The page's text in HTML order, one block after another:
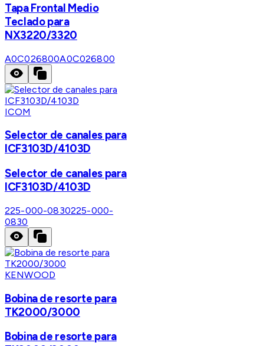
Tapa Frontal Medio
Teclado para
NX3220/3320
A0C026800A0C026800
ICOM
Selector de canales para
ICF3103D/4103D
Selector de canales para
ICF3103D/4103D
225-000-0830225-000-
0830
KENWOOD
Bobina de resorte para
TK2000/3000
Bobina de resorte para